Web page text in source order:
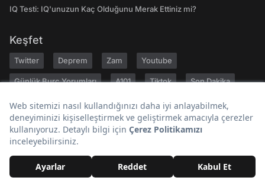
IQ Testi: IQ'unuzun Kaç Olduğunu Merak Ettiniz mi?
Keşfet
Twitter Deprem Zam Youtube
Günlük Burç Yorumları A101 Tiktok Son Dakika
Bugün Ne Pişirsem Gezilecek Yerler
Hakkımızda
Geri Bildirim
Gizlilik Politikası
Kullanıcı Sözleşmesi
Yayın İlkeleri